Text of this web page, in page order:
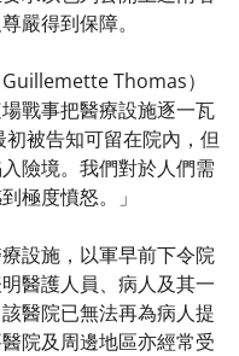
嚴得到保障。​
Thomas）
戰事把醫療設施逐一瓦
被告知可留在院內，但
險境。我們對於人們需
極度憤怒。」​
設施，以軍早前下令院
醫護人員、病人及其一
醫院已無法再為病人提
院及周邊地區亦經常受